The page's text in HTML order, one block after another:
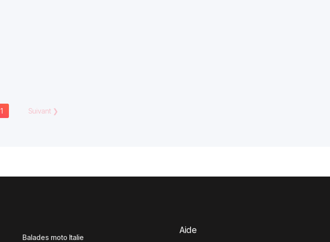
1 Suivant❯
Balades moto Italie
Aide